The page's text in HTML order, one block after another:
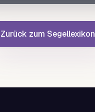
Zurück zum Segellexikon